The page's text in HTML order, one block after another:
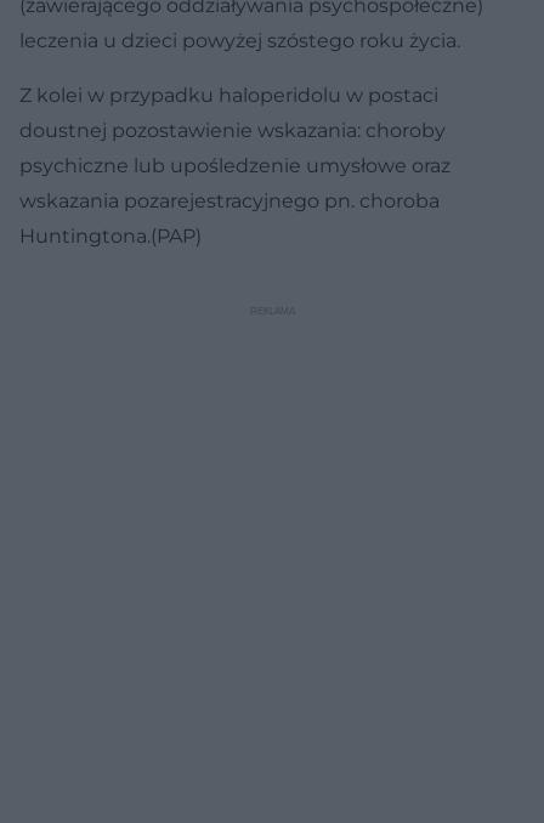
(zawierającego oddziaływania psychospołeczne)
leczenia u dzieci powyżej szóstego roku życia.
Z kolei w przypadku haloperidolu w postaci
doustnej pozostawienie wskazania: choroby
psychiczne lub upośledzenie umysłowe oraz
wskazania pozarejestracyjnego pn. choroba
Huntingtona.(PAP)